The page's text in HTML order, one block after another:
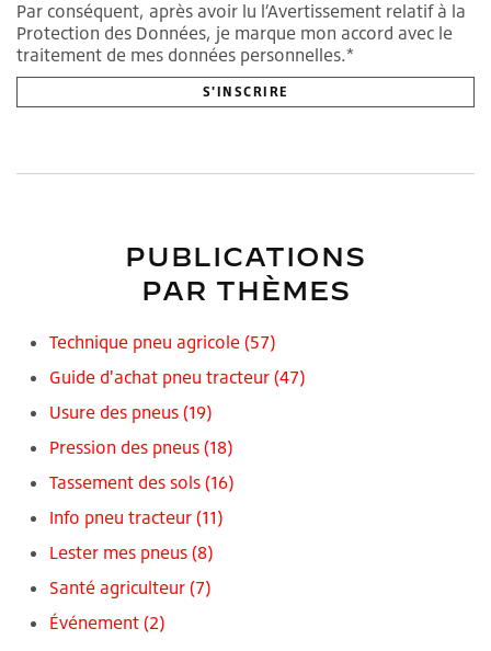
Par conséquent, après avoir lu l’Avertissement relatif à la
Protection des Données, je marque mon accord avec le
traitement de mes données personnelles.*
PUBLICATIONS
PAR THÈMES
Technique pneu agricole (57)
Guide d'achat pneu tracteur (47)
Usure des pneus (19)
Pression des pneus (18)
Tassement des sols (16)
Info pneu tracteur (11)
Lester mes pneus (8)
Santé agriculteur (7)
Événement (2)